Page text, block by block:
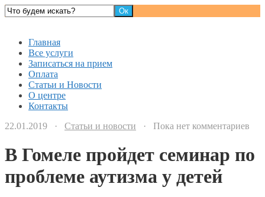
Главная
Все услуги
Записаться на прием
Оплата
Статьи и Новости
О центре
Контакты
22.01.2019 · Статьи и новости · Пока нет комментариев
В Гомеле пройдет семинар по
проблеме аутизма у детей